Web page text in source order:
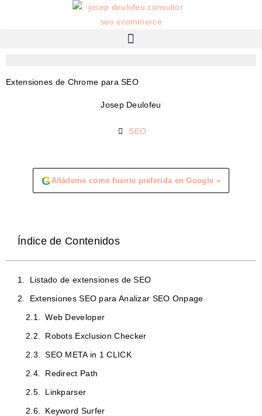
Extensiones de Chrome para SEO
Josep Deulofeu
SEO
GAñádeme como fuente preferida en Google »
Índice de Contenidos
Listado de extensiones de SEO
Extensiones SEO para Analizar SEO Onpage
Web Developer
Robots Exclusion Checker
SEO META in 1 CLICK
Redirect Path
Linkparser
Keyword Surfer